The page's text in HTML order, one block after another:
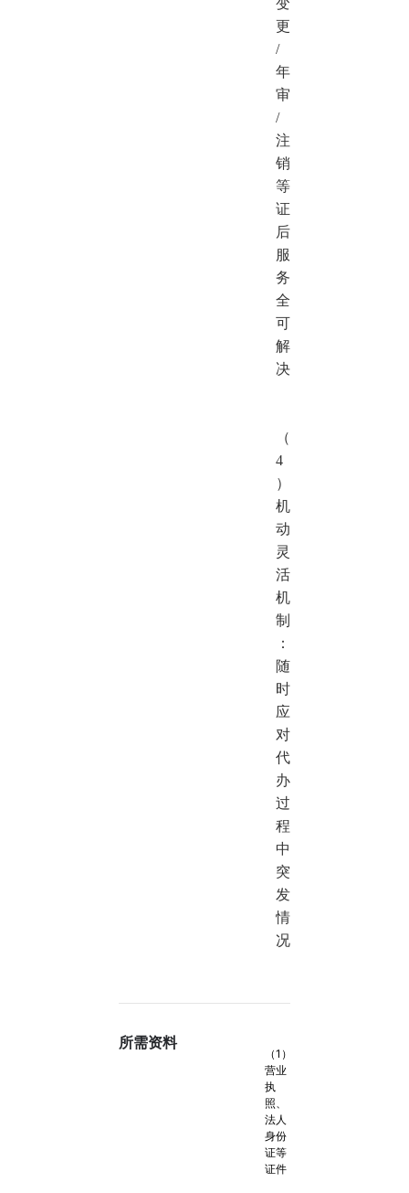
变
更
/
年
审
/
注
销
等
证
后
服
务
全
可
解
决
（
4
）
机
动
灵
活
机
制
：
随
时
应
对
代
办
过
程
中
突
发
情
况
所需资料
（1）
营业
执
照、
法人
身份
证等
证件